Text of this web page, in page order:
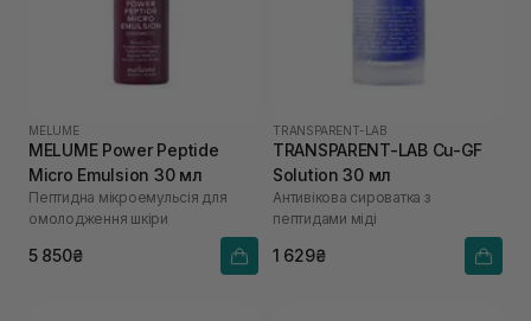
MELUME
MELUME Power Peptide
Micro Emulsion 30 мл
Пептидна мікроемульсія для
омолодження шкіри
5 850₴
TRANSPARENT-LAB
TRANSPARENT-LAB Cu-GF
Solution 30 мл
Антивікова сироватка з
пептидами міді
1 629₴